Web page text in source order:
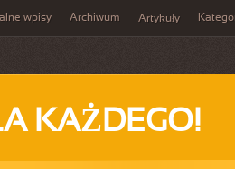
wpisy Archiwum Artykuły
KAŻDEGO!